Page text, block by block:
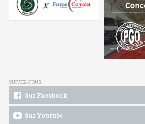
SUIVEZ-NOUS
Sur Facebook
Sur Youtube